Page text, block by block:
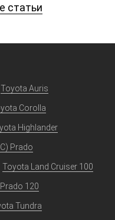
статьи
Toyota Auris
Corolla
Highlander
Prado
Toyota Land Cruiser 100
120
Tundra